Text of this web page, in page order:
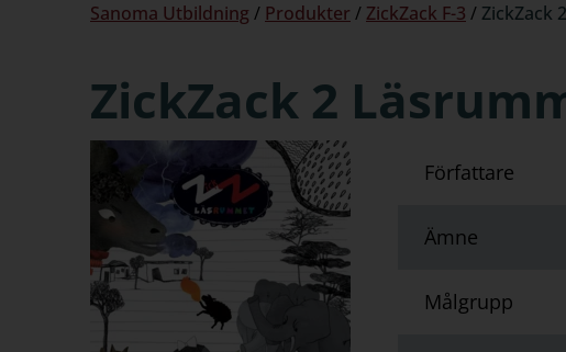
Du
Sanoma Utbildning / Produkter / ZickZack F-3 / ZickZack
ZickZack 2
Författare
Ämne
Målgrupp